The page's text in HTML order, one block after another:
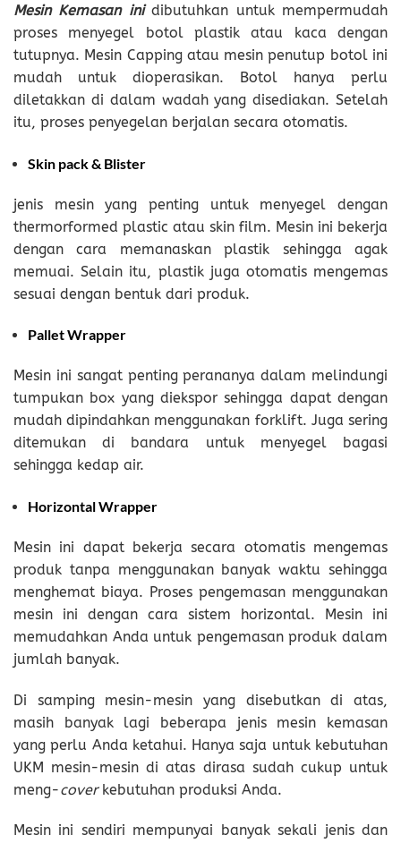
Mesin Kemasan inidibutuhkan untuk mempermudah
proses menyegel botol plastik atau kaca dengan
tutupnya. Mesin Capping atau mesin penutup botol ini
mudah untuk dioperasikan. Botol hanya perlu
diletakkan di dalam wadah yang disediakan. Setelah
itu, proses penyegelan berjalan secara otomatis.
Skin pack & Blister
jenis mesin yang penting untuk menyegel dengan
thermorformed plastic atau skin film. Mesin ini bekerja
dengan cara memanaskan plastik sehingga agak
memuai. Selain itu, plastik juga otomatis mengemas
sesuai dengan bentuk dari produk.
Pallet Wrapper
Mesin ini sangat penting perananya dalam melindungi
tumpukan box yang diekspor sehingga dapat dengan
mudah dipindahkan menggunakan forklift. Juga sering
ditemukan di bandara untuk menyegel bagasi
sehingga kedap air.
Horizontal Wrapper
Mesin ini dapat bekerja secara otomatis mengemas
produk tanpa menggunakan banyak waktu sehingga
menghemat biaya. Proses pengemasan menggunakan
mesin ini dengan cara sistem horizontal. Mesin ini
memudahkan Anda untuk pengemasan produk dalam
jumlah banyak.
Di samping mesin-mesin yang disebutkan di atas,
masih banyak lagi beberapa jenis mesin kemasan
yang perlu Anda ketahui. Hanya saja untuk kebutuhan
UKM mesin-mesin di atas dirasa sudah cukup untuk
meng-coverkebutuhan produksi Anda.
Mesin ini sendiri mempunyai banyak sekali jenis dan